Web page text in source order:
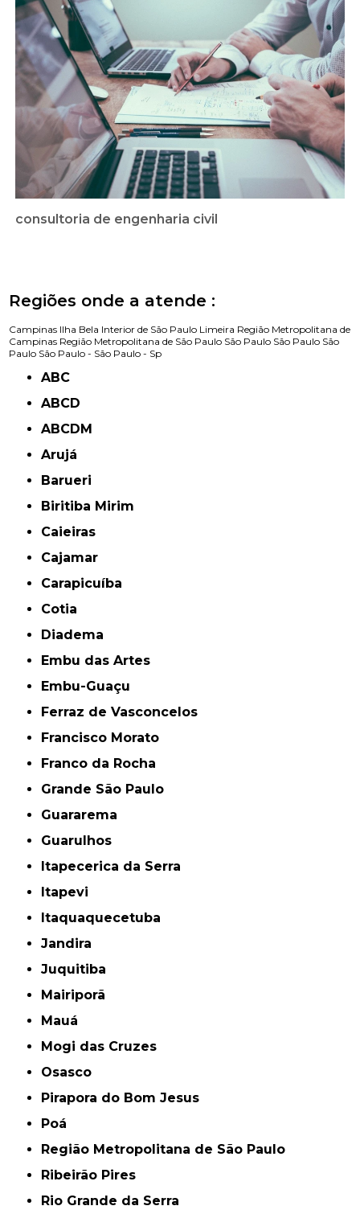
consultoria de engenharia civil
Regiões onde a atende :
Campinas Ilha Bela Interior de São Paulo Limeira Região Metropolitana de
Campinas Região Metropolitana de São Paulo São Paulo São Paulo São
Paulo São Paulo - São Paulo - Sp
ABC
ABCD
ABCDM
Arujá
Barueri
Biritiba Mirim
Caieiras
Cajamar
Carapicuíba
Cotia
Diadema
Embu das Artes
Embu-Guaçu
Ferraz de Vasconcelos
Francisco Morato
Franco da Rocha
Grande São Paulo
Guararema
Guarulhos
Itapecerica da Serra
Itapevi
Itaquaquecetuba
Jandira
Juquitiba
Mairiporã
Mauá
Mogi das Cruzes
Osasco
Pirapora do Bom Jesus
Poá
Região Metropolitana de São Paulo
Ribeirão Pires
Rio Grande da Serra